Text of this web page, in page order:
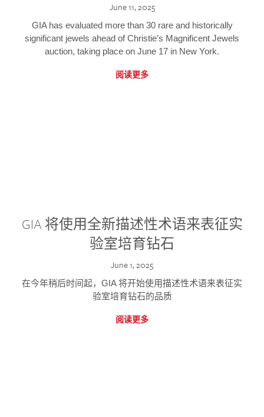
June 11, 2025
GIA has evaluated more than 30 rare and historically
significant jewels ahead of Christie’s Magnificent Jewels
auction, taking place on June 17 in New York.
阅读更多
GIA 将使用全新描述性术语来表征实
验室培育钻石
June 1, 2025
在今年稍后时间起，GIA 将开始使用描述性术语来表征实
验室培育钻石的品质
阅读更多